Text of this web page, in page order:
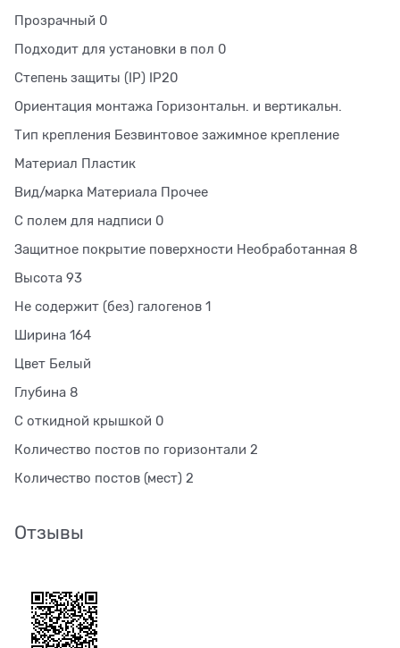
Прозрачный 0
Подходит для установки в пол 0
Степень защиты (IP) IP20
Ориентация монтажа Горизонтальн. и вертикальн.
Тип крепления Безвинтовое зажимное крепление
Материал Пластик
Вид/марка Материала Прочее
С полем для надписи 0
Защитное покрытие поверхности Необработанная 8
Высота 93
Не содержит (без) галогенов 1
Ширина 164
Цвет Белый
Глубина 8
С откидной крышкой 0
Количество постов по горизонтали 2
Количество постов (мест) 2
Отзывы